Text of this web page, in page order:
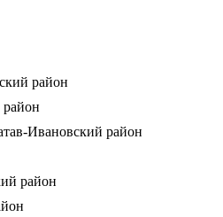
район
Ивановский район
район